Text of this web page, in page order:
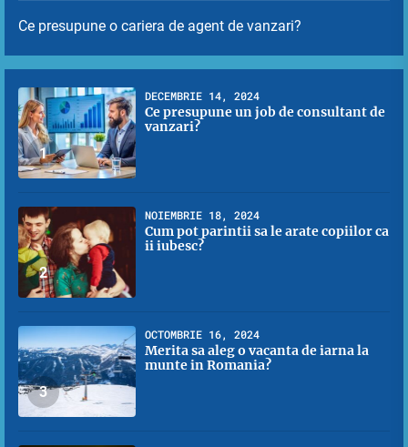
Ce presupune o cariera de agent de vanzari?
1
DECEMBRIE 14, 2024
Ce presupune un job de consultant de
vanzari?
2
NOIEMBRIE 18, 2024
Cum pot parintii sa le arate copiilor ca
ii iubesc?
3
OCTOMBRIE 16, 2024
Merita sa aleg o vacanta de iarna la
munte in Romania?